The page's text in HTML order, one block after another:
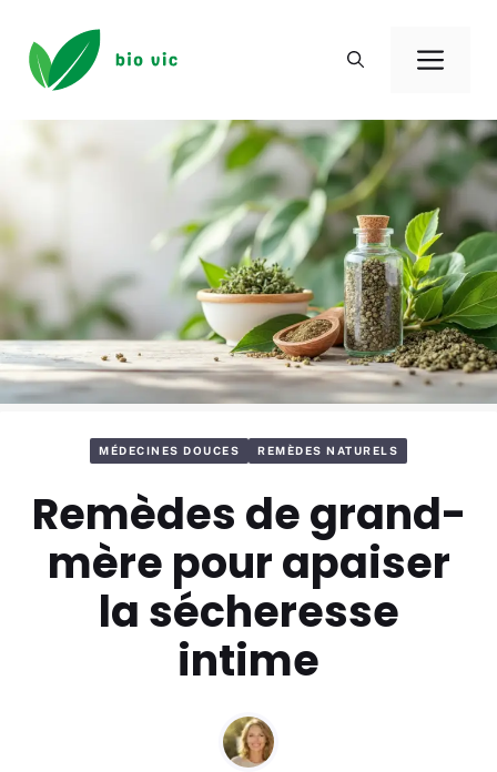
contenu
MÉDECINES DOUCES REMÈDES NATURELS
Remèdes de grand-
mère pour apaiser
la sécheresse
intime